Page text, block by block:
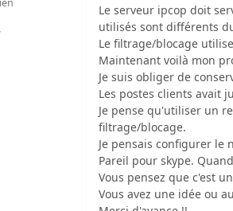
Le serveur ipcop doit
utilisés sont différents
Le filtrage/blocage
Maintenant voilà mon
Je suis obliger de
Les postes clients avait
Je pense qu'utiliser un
filtrage/blocage.
Je pensais configurer le
Pareil pour skype.
Vous pensez que c'est
Vous avez une idée ou